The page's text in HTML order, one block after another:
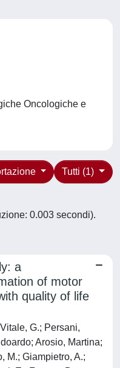
Oncologiche e
Tutti (1)
0.003 secondi).
a
of motor
quality of life
G.; Persani,
Arosio, Martina;
M.; Giampietro, A.;